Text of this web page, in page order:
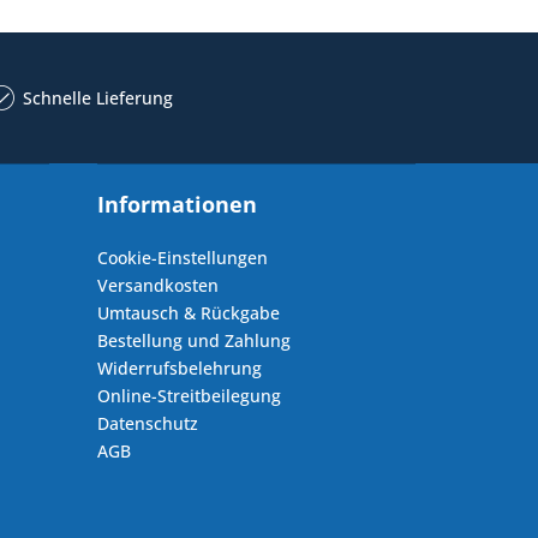
Schnelle Lieferung
Informationen
Cookie-Einstellungen
Versandkosten
Umtausch & Rückgabe
Bestellung und Zahlung
Widerrufsbelehrung
Online-Streitbeilegung
Datenschutz
AGB